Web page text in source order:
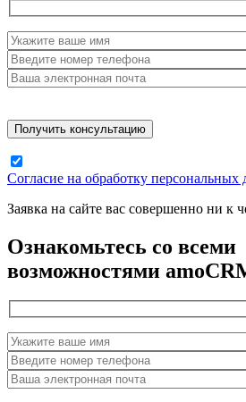
Согласие на обработку персональных
Заявка на сайте вас совершенно ни к
Ознакомьтесь со всеми
возможностями